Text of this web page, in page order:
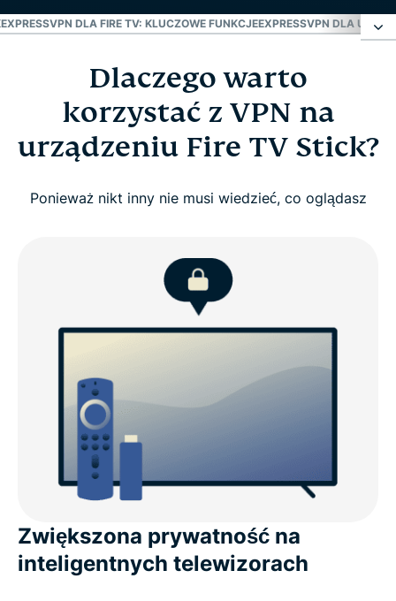
EXPRESSVPN DLA FIRE TV: KLUCZOWE FUNKCJEEXPRESSVPN DLA
Dlaczego warto korzystać z VPN na urządzeniu
Fire TV Stick?
Jak skonfigurować ExpressVPN na Amazon Fire
Czego oczekiwać od VPN dla Fire TV Stick
ExpressVPN dla Fire TV: kluczowe funkcje
ExpressVPN dla urządzeń Amazon
Dlaczego warto wybrać ExpressVPN zamiast
innych VPN dla Fire TV Stick
Opinie użytkowników na temat ExpressVPN
Dlaczego warto
korzystać z VPN na
urządzeniu Fire TV Stick?
Ponieważ nikt inny nie musi wiedzieć, co oglądasz
Zwiększona prywatność na
inteligentnych telewizorach